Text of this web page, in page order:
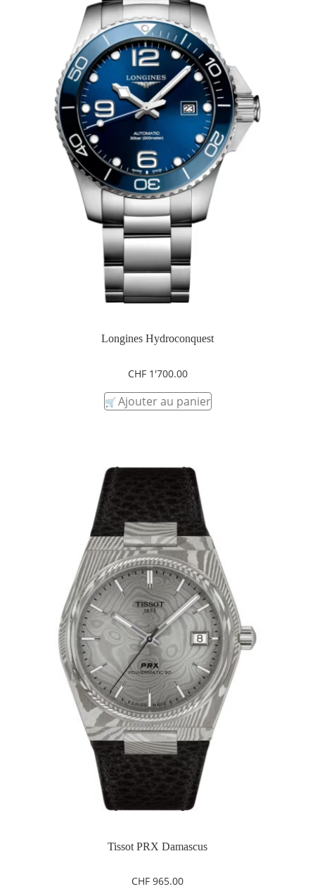
Longines Hydroconquest
CHF1'700.00
Ajouter au panier
Tissot PRX Damascus
CHF 965.00